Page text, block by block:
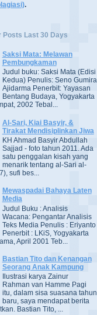
.
Posts Last 30 Days
Saksi Mata: Melawan
Pembungkaman
Judul buku: Saksi Mata (Edisi
Kedua) Penulis: Seno Gumira
Ajidarma Penerbit: Yayasan
Bentang Budaya, Yogyakarta
2002 Tebal...
Al-Sari, Kiai Basyir, &
Tirakat Mendisiplinkan Jiwa
KH Ahmad Basyir Abdullah
Sajjad - foto tahun 2011. Ada
satu penggalan kisah yang
menarik tentang al-Sari al-
sufi bes...
Mewaspadai Bahaya Laten
Media
Judul Buku : Analisis
Wacana: Pengantar Analisis
Teks Media Penulis : Eriyanto
Penerbit : LKiS, Yogyakarta
April 2001 Teb...
Bastian Tito dan Kenangan
Seorang Anak Kampung
Ilustrasi karya Zainur
Rahman van Hamme Pagi
itu, dalam sisa suasana tahun
baru, saya mendapat berita
Bastian Tito, ...